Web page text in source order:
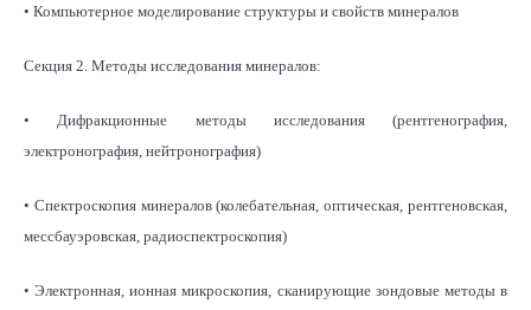
• Компьютерное моделирование структуры и свойств минералов
Секция 2. Методы исследования минералов:
• Дифракционные методы исследования (рентгенография,
электронография, нейтронография)
• Спектроскопия минералов (колебательная, оптическая, рентгеновская,
мессбауэровская, радиоспектроскопия)
• Электронная, ионная микроскопия, сканирующие зондовые методы в